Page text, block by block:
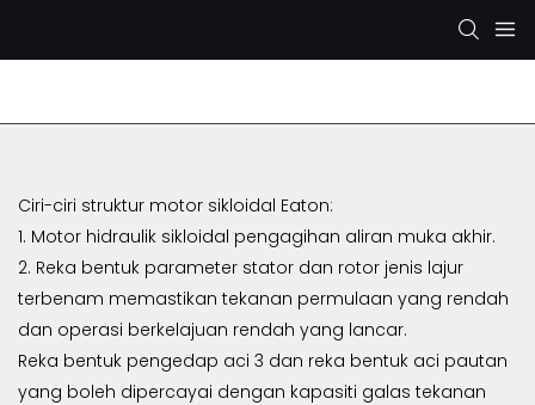
Ciri-ciri struktur motor sikloidal Eaton:
1. Motor hidraulik sikloidal pengagihan aliran muka akhir.
2. Reka bentuk parameter stator dan rotor jenis lajur
terbenam memastikan tekanan permulaan yang rendah
dan operasi berkelajuan rendah yang lancar.
Reka bentuk pengedap aci 3 dan reka bentuk aci pautan
yang boleh dipercayai dengan kapasiti galas tekanan